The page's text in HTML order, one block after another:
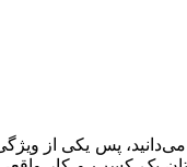
می‌دانید، پس یکی از